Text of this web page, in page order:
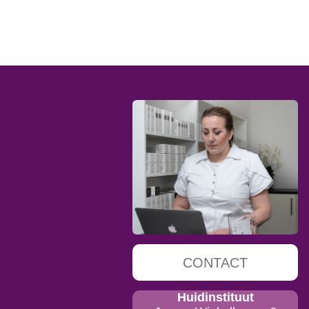
CONTACT
Huidinstituut